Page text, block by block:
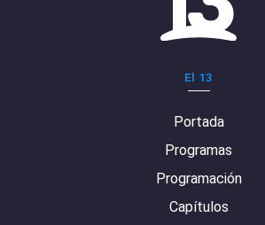
El 13
Portada
Programas
Programación
Capítulos